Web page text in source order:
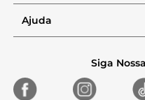
Ajuda
Siga